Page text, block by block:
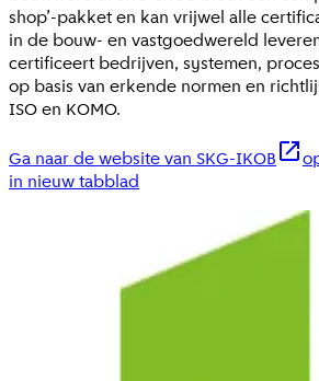
shop’-pakket en kan vrijwel alle
in de bouw- en vastgoedwereld
certificeert bedrijven, systemen,
op basis van erkende normen en
ISO en KOMO.
Ga naar de website van SKG-IKOB
in nieuw tabblad